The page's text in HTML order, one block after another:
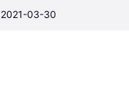
2021-03-30